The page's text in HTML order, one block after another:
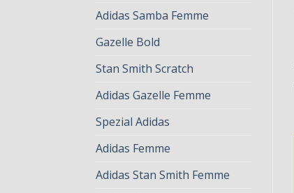
Adidas Samba Femme
Gazelle Bold
Stan Smith Scratch
Adidas Gazelle Femme
Spezial Adidas
Adidas Femme
Adidas Stan Smith Femme